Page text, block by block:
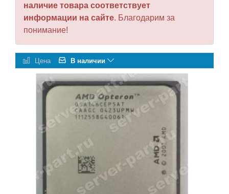
наличие товара соответствует
информации на сайте. Благодарим за
понимание!
Цена В наличии